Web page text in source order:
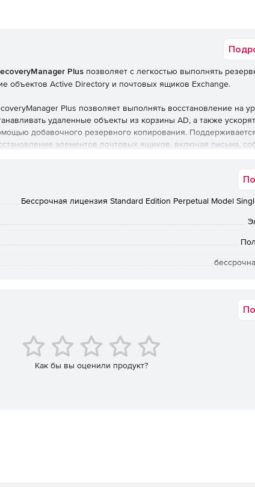
Plus позволяет с легкостью выполнять
объектов Active Directory и почтовых ящиков Exchange.
Plus позволяет выполнять восстановление на
удаленные объекты из корзины AD, а также
добавочного резервного копирования.
элементов почтовых ящиков, включая письма,
Бессрочная лицензия Standard Edition Perpetual Model
Как бы вы оценили продукт?